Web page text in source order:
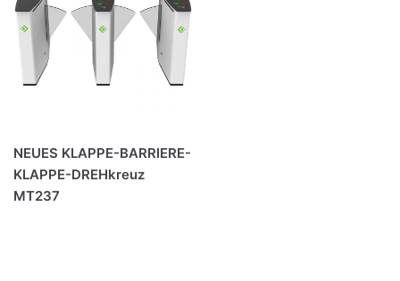
NEUES KLAPPE-BARRIERE-
KLAPPE-DREHkreuz
MT237